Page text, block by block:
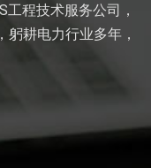
程技术服务公司，
耕电力行业多年，